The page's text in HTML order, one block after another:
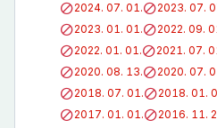
2024. 07. 01.
2023. 07.
2023. 01. 01.
2022. 09.
2022. 01. 01.
2021. 07.
2020. 08. 13.
2020. 07.
2018. 07. 01.
2018. 01.
2017. 01. 01.
2016. 11.